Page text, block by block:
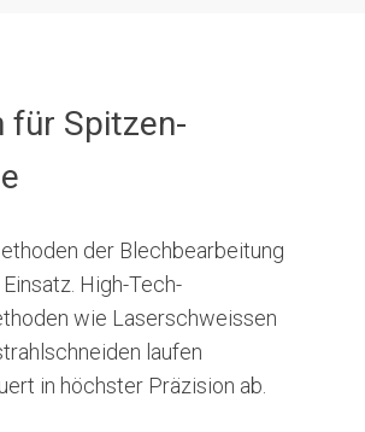
für Spitzen-
der Blechbearbeitung
High-Tech-
wie Laserschweissen
laufen
in höchster Präzision ab.